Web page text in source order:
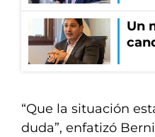
Un
“Que la situación
duda”, enfatizó